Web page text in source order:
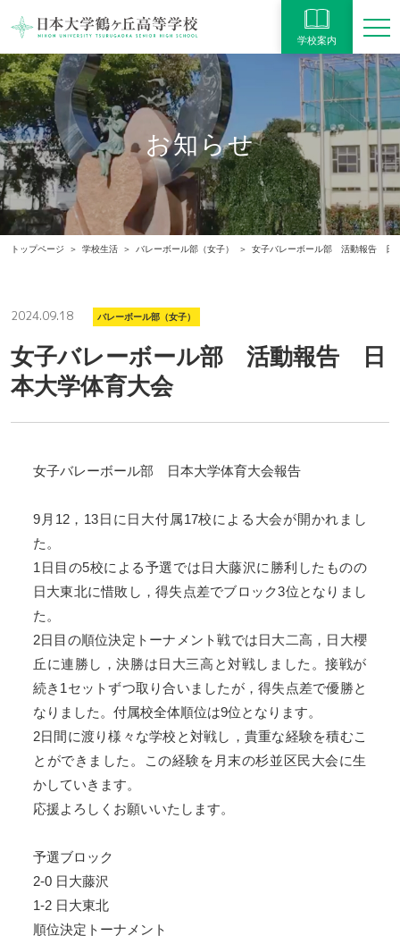
学校案内
お知らせ
トップページ 学校生活 バレーボール部（女子） 女子バレーボール部 活動報告 日
2024.09.18 バレーボール部（女子）
女子バレーボール部 活動報告 日
本大学体育大会
女子バレーボール部 日本大学体育大会報告
9月12，13日に日大付属17校による大会が開かれまし
た。
1日目の5校による予選では日大藤沢に勝利したものの
日大東北に惜敗し，得失点差でブロック3位となりまし
た。
2日目の順位決定トーナメント戦では日大二高， 日大櫻
丘に連勝し，決勝は日大三高と対戦しました。接戦が
続き1セットずつ取り合いましたが，得失点差で優勝と
なりました。付属校全体順位は9位となります。
2日間に渡り様々な学校と対戦し， 貴重な経験を積むこ
とができました。
この経験を月末の杉並区民大会に生
かしていきます。
応援よろしくお願いいたします。
予選ブロック
2-0 日大藤沢
1-2 日大東北
順位決定トーナメント